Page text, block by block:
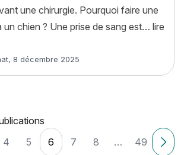
une chirurgie. Pourquoi faire une
un chien ? Une prise de sang est… lire
, 8 décembre 2025
4 5 6 7 8 … 49